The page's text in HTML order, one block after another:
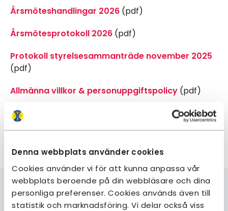
Denna webbplats använder cookies
Cookies använder vi för att kunna anpassa vår
webbplats beroende på din webbläsare och dina
personliga preferenser. Cookies används även till
statistik och marknadsföring. Vi delar också viss
Årsmöteshandlingar 2026 (pdf)
Årsmötesprotokoll 2026 (pdf)
Protokoll styrelsesammanträde november 2025
(pdf)
Allmänna villkor & personuppgiftspolicy (pdf)
Stadgar